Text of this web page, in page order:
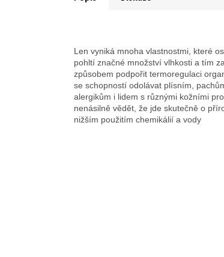
Len vyniká mnoha vlastnostmi, které
pohltí značné množství vlhkosti a tím
způsobem podpořit termoregulaci
se schopností odolávat plísním,
alergikům i lidem s různými kožními
nenásilně vědět, že jde skutečně o
nižším použitím chemikálií a vody